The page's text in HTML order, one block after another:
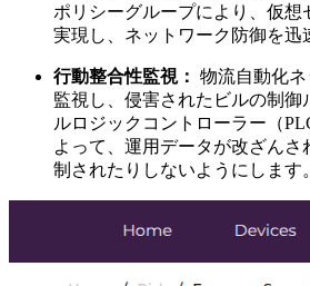
ポリシーグループにより、仮想
実現し、ネットワーク防御を迅
行動整合性監視： 物流自動化
監視し、侵害されたビルの制御
ルロジックコントローラー（
よって、運用データが改ざんさ
制されたりしないようにします。